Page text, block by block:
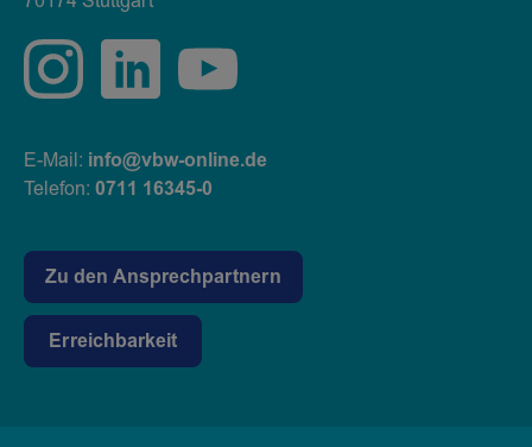
E-Mail: info@vbw-online.de
Telefon: 0711 16345-0
Zu den Ansprechpartnern
Erreichbarkeit